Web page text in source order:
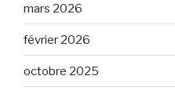
mars 2026
février 2026
octobre 2025